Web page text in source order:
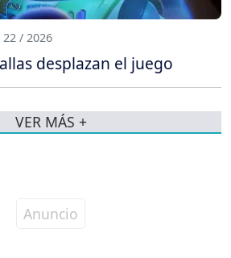
/ 2026
desplazan el juego
VER MÁS +